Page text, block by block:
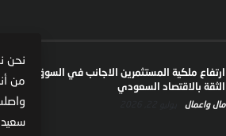
ارتفاع ملكية المستثمرين الاجانب في السوق
الثقة بالاقتصاد السعودي
مال واعمال
نحن
من
سعيد